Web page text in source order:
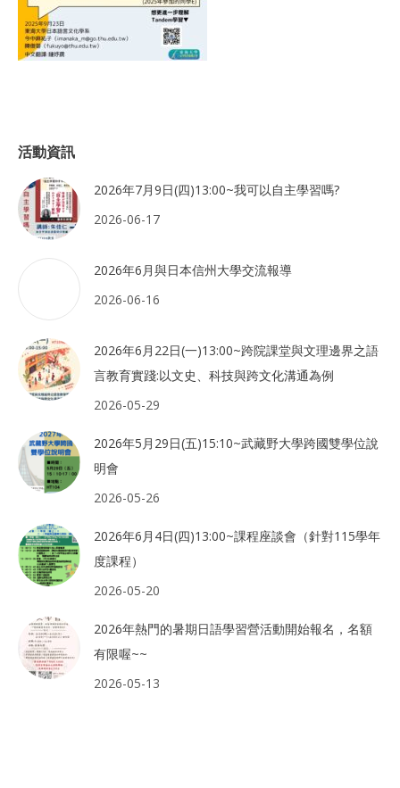
活動資訊
2026年7月9日(四)13:00~我可以自主學習嗎?
2026-06-17
2026年6月與日本信州大學交流報導
2026-06-16
2026年6月22日(一)13:00~跨院課堂與文理邊界之語
言教育實踐:以文史、科技與跨文化溝通為例
2026-05-29
2026年5月29日(五)15:10~武藏野大學跨國雙學位說
明會
2026-05-26
2026年6月4日(四)13:00~課程座談會（針對115學年
度課程）
2026-05-20
2026年熱門的暑期日語學習營活動開始報名，名額
有限喔~~
2026-05-13